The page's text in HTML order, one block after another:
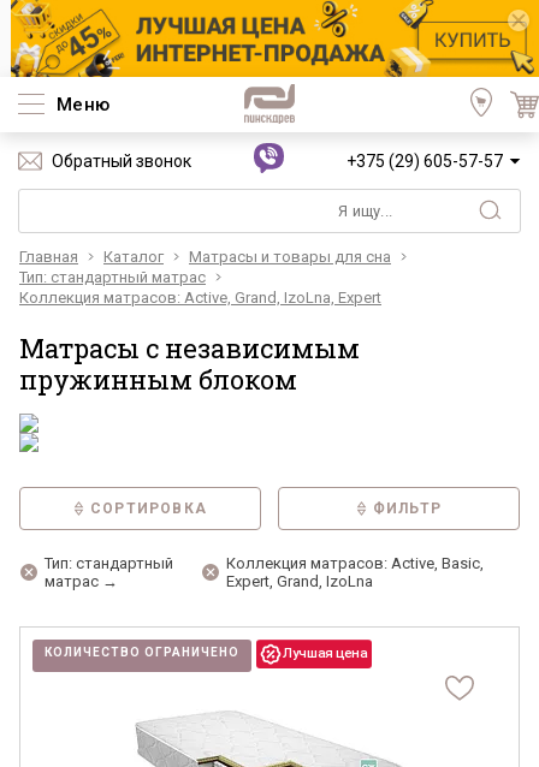
Меню
Обратный звонок +375 (29) 605-57-57
Главная Каталог
Матрасы и товары для сна
Тип: стандартный матрас
Коллекция матрасов: Active, Grand, IzoLna, Expert
Матрасы с независимым
пружинным блоком
СОРТИРОВКА ФИЛЬТР
Тип: стандартный
матрас →
Коллекция матрасов: Active, Basic,
Expert, Grand, IzoLna
КОЛИЧЕСТВО ОГРАНИЧЕНО